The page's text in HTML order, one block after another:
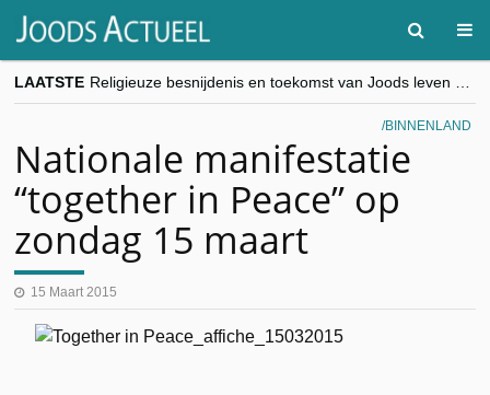
LAATSTE
“Besnijdenisdebat toont hoe moeilijk seculiere Westen minderheden begrijpt”, Jinnih Beels (Vooruit)
CITYTRIP | ROEMENIË – Boekarest: de verrassing van Oost-Europa
BINNENLAND
Nationale manifestatie
“together in Peace” op
zondag 15 maart
15 Maart 2015